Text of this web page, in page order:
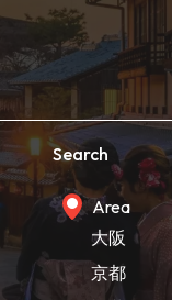
Search
Area
大阪
京都